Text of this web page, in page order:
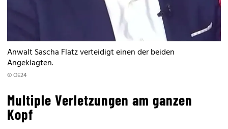
Anwalt Sascha Flatz verteidigt einen der beiden
Angeklagten.
© OE24
Multiple Verletzungen am ganzen
Kopf